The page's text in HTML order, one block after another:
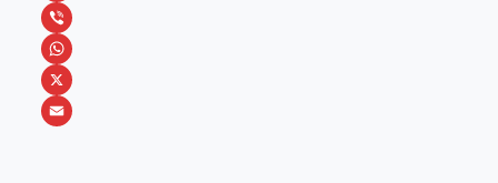
c
e
b
o
e
s
s
e
L
i
n
k
V
i
b
W
h
X